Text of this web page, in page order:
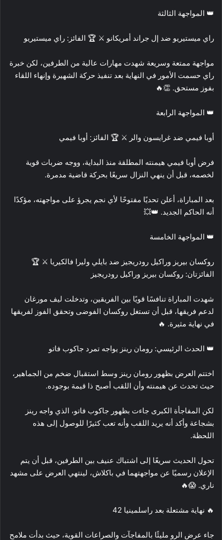
👑 المواجهة الثالثة
راي ميستيريو ضد إل جراند أمريكانو ⚔️ 🏆 الفائز: راي ميستيريو
مواجهة ممتعة وسريعة شهدت مهارات عالية من الطرفين، لكن خبرة
راي حسمت الأمور في النهاية بعد تنفيذ حركة الشهيرة وإنهاء اللقاء
بفوز مستحق. 👏🔥
👑 المواجهة الرابعة
أوبا فيمي ضد غرايسون والر ⚔️ 🏆 الفائز: أوبا فيمي
فرض أوبا فيمي هيمنته المطلقة منذ البداية، ووجه ضربات قوية
لخصمه، قبل أن ينهي النزال سريعًا بحركة قاضية مدمرة.
بعد المباراة، أعلن تحديًا مفتوحًا لأي نجم يجرؤ على مواجهته، مؤكدًا
أنه الحاكم الجديد. 👑💥
👑 المواجهة الخامسة
روكسان بيريز وراكيل رودريجيز ضد بايلي وليرا فالكيريا ⚔️ 🏆
الفائزتان: روكسان بيريز وراكيل رودريجيز
شهدت المباراة تنافسًا قويًا بين الفريقين، وتدخلت ليف مورغان
لدعم فريقها، قبل أن تستغل روكسان الفوضى وتحقق الفوز لفريقها
في نهاية مثيرة. 🔥
👑 الحدث الرئيسي: رومان رينز يواجه تمرد جاكوب فاتو
اختتم العرض بظهور رومان رينز وسط استقبال ضخم من الجماهير،
حيث تحدث عن هيمنته وأن اللقب أصبح ذا قيمة بوجوده.
لكن المفاجأة الكبرى جاءت بظهور جاكوب فاتو، الذي واجه رينز
بشجاعة وأكد أنه يريد اللقب وأنه تعب كثيرًا للوصول إلى هذه
اللحظة.
تحول الحديث سريعًا إلى اشتباك عنيف بين الطرفين، قبل أن يتم
الإعلان رسميًا عن مواجهتهما في باكلاش، لينتهي العرض على مشهد
ناري. 😱🔥
🔥 نهاية مشتعلة بعد راسلمينيا 42
جاء عرض الرو مليئًا بالمفاجآت والصراعات القوية، حيث بدأت ملامح